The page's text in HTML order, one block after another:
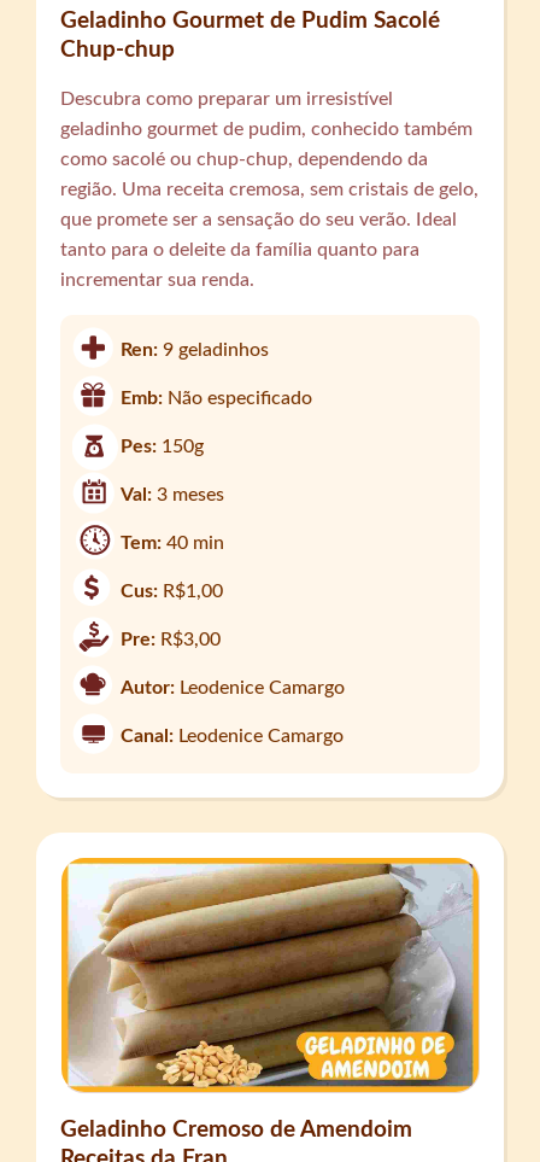
Geladinho Gourmet de Pudim Sacolé
Chup-chup
Descubra como preparar um irresistível
geladinho gourmet de pudim, conhecido também
como sacolé ou chup-chup, dependendo da
região. Uma receita cremosa, sem cristais de gelo,
que promete ser a sensação do seu verão. Ideal
tanto para o deleite da família quanto para
incrementar sua renda.
Ren:9 geladinhos
Emb: Não especificado
Pes: 150g
Val:3 meses
Tem:40 min
Cus: R$1,00
Pre: R$3,00
Autor: Leodenice Camargo
Canal: Leodenice Camargo
Geladinho Cremoso de Amendoim